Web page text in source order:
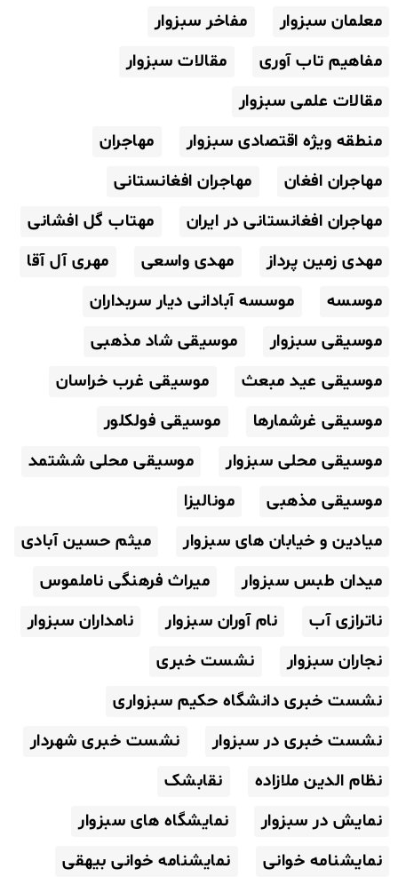
معلمان سبزوار
مفاخر سبزوار
مفاهیم تاب آوری
مقالات سبزوار
مقالات علمی سبزوار
منطقه ویژه اقتصادی سبزوار
مهاجران
مهاجران افغان
مهاجران افغانستانی
مهاجران افغانستانی در ایران
مهتاب گل افشانی
مهدی زمین پرداز
مهدی واسعی
مهری آل آقا
موسسه
موسسه آبادانی دیار سربداران
موسیقی سبزوار
موسیقی شاد مذهبی
موسیقی عید مبعث
موسیقی غرب خراسان
موسیقی غرشمارها
موسیقی فولکلور
موسیقی محلی سبزوار
موسیقی محلی ششتمد
موسیقی مذهبی
مونالیزا
میادین و خیابان های سبزوار
میثم حسین آبادی
میدان طبس سبزوار
میراث فرهنگی ناملموس
ناترازی آب
نام آوران سبزوار
نامداران سبزوار
نجاران سبزوار
نشست خبری
نشست خبری دانشگاه حکیم سبزواری
نشست خبری در سبزوار
نشست خبری شهردار
نظام الدین ملازاده
نقابشک
نمایش در سبزوار
نمایشگاه های سبزوار
نمایشنامه خوانی
نمایشنامه خوانی بیهقی